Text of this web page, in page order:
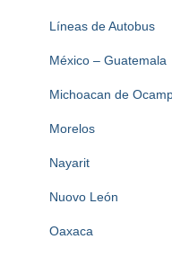
Líneas de Autobus
México – Guatemala
Michoacan de
Morelos
Nayarit
Nuovo León
Oaxaca